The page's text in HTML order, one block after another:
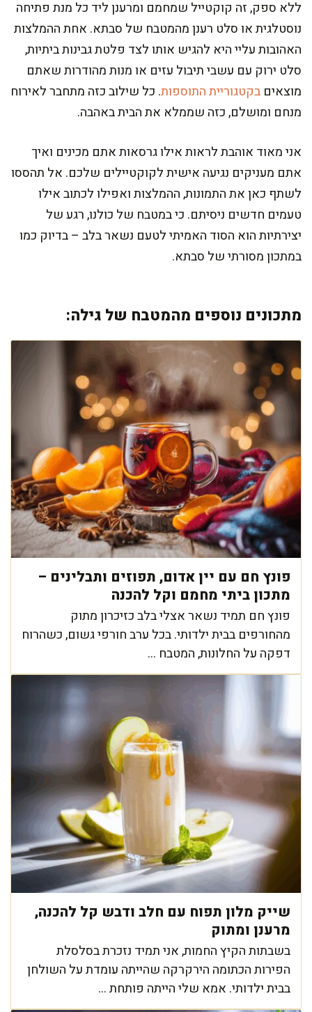
ללא ספק, זה קוקטייל שמחמם ומרענן ליד כל מנת פתיחה
נוסטלגית או סלט רענן מהמטבח של סבתא. אחת ההמלצות
האהובות עליי היא להגיש אותו לצד פלטת גבינות ביתיות,
סלט ירוק עם עשבי תיבול עזים או מנות מהודרות שאתם
מוצאים בקטגוריית התוספות. כל שילוב כזה מתחבר לאירוח
מנחם ומושלם, כזה שממלא את הבית באהבה.
אני מאוד אוהבת לראות אילו גרסאות אתם מכינים ואיך
אתם מעניקים נגיעה אישית לקוקטיילים שלכם. אל תהססו
לשתף כאן את התמונות, ההמלצות ואפילו לכתוב אילו
טעמים חדשים ניסיתם. כי במטבח של כולנו, רגע של
יצירתיות הוא הסוד האמיתי לטעם נשאר בלב – בדיוק כמו
במתכון מסורתי של סבתא.
מתכונים נוספים מהמטבח של גילה:
פונץ חם עם יין אדום, תפוזים ותבלינים –
מתכון ביתי מחמם וקל להכנה
פונץ חם תמיד נשאר אצלי בלב כזיכרון מתוק
מהחורפים בבית ילדותי. בכל ערב חורפי גשום, כשהרוח
דפקה על החלונות, המטבח ...
שייק מלון תפוח עם חלב ודבש קל להכנה,
מרענן ומתוק
בשבתות הקיץ החמות, אני תמיד נזכרת בסלסלת
הפירות הכתומה הירקרקה שהייתה עומדת על השולחן
בבית ילדותי. אמא שלי הייתה פותחת ...